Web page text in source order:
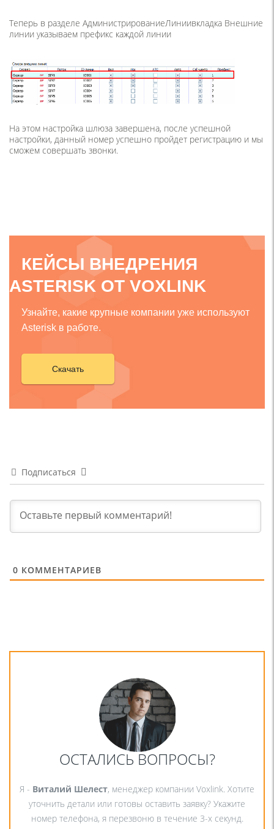
Теперь в разделе АдминистрированиеЛиниивкладка Внешние
линии указываем префикс каждой линии
На этом настройка шлюза завершена, после успешной
настройки, данный номер успешно пройдет регистрацию и мы
сможем совершать звонки.
КЕЙСЫ ВНЕДРЕНИЯ
ASTERISK ОТ VOXLINK
Узнайте, какие крупные компании уже используют
Asterisk в работе.
Скачать
Подписаться
0 КОММЕНТАРИЕВ
ОСТАЛИСЬ ВОПРОСЫ?
Я - Виталий Шелест, менеджер компании Voxlink. Хотите
уточнить детали или готовы оставить заявку? Укажите
номер телефона, я перезвоню в течение 3-х секунд.